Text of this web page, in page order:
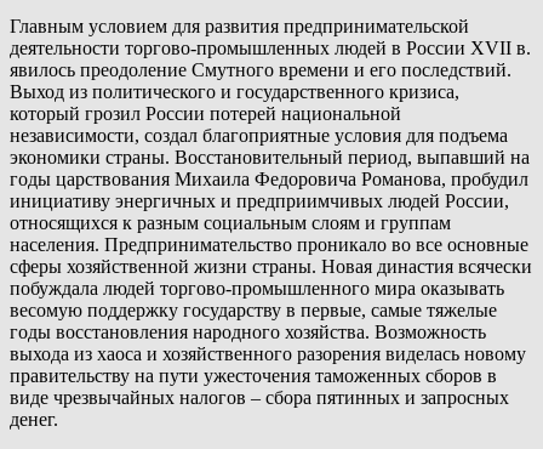
Главным условием для развития предпринимательской
деятельности торгово-промышленных людей в России XVII в.
явилось преодоление Смутного времени и его последствий.
Выход из политического и государственного кризиса,
который грозил России потерей национальной
независимости, создал благоприятные условия для подъема
экономики страны. Восстановительный период, выпавший на
годы царствования Михаила Федоровича Романова, пробудил
инициативу энергичных и предприимчивых людей России,
относящихся к разным социальным слоям и группам
населения. Предпринимательство проникало во все основные
сферы хозяйственной жизни страны. Новая династия всячески
побуждала людей торгово-промышленного мира оказывать
весомую поддержку государству в первые, самые тяжелые
годы восстановления народного хозяйства. Возможность
выхода из хаоса и хозяйственного разорения виделась новому
правительству на пути ужесточения таможенных сборов в
виде чрезвычайных налогов – сбора пятинных и запросных
денег.